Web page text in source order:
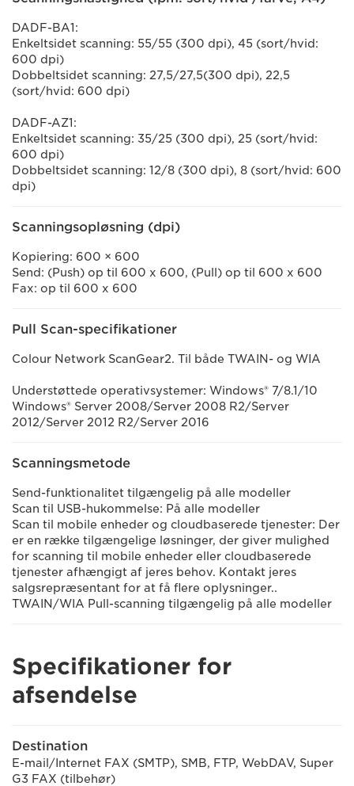
DADF-BA1:
Enkeltsidet scanning: 55/55 (300 dpi), 45 (sort/hvid:
600 dpi)
Dobbeltsidet scanning: 27,5/27,5(300 dpi), 22,5
(sort/hvid: 600 dpi)
DADF-AZ1:
Enkeltsidet scanning: 35/25 (300 dpi), 25 (sort/hvid:
600 dpi)
Dobbeltsidet scanning: 12/8 (300 dpi), 8 (sort/hvid: 600
dpi)
Scanningsopløsning (dpi)
Kopiering: 600 × 600
Send: (Push) op til 600 x 600, (Pull) op til 600 x 600
Fax: op til 600 x 600
Pull Scan-specifikationer
Colour Network ScanGear2. Til både TWAIN- og WIA
Understøttede operativsystemer: Windows® 7/8.1/10
Windows® Server 2008/Server 2008 R2/Server
2012/Server 2012 R2/Server 2016
Scanningsmetode
Send-funktionalitet tilgængelig på alle modeller
Scan til USB-hukommelse: På alle modeller
Scan til mobile enheder og cloudbaserede tjenester: Der
er en række tilgængelige løsninger, der giver mulighed
for scanning til mobile enheder eller cloudbaserede
tjenester afhængigt af jeres behov. Kontakt jeres
salgsrepræsentant for at få flere oplysninger..
TWAIN/WIA Pull-scanning tilgængelig på alle modeller
Specifikationer for
afsendelse
Destination
E-mail/Internet FAX (SMTP), SMB, FTP, WebDAV, Super
G3 FAX (tilbehør)